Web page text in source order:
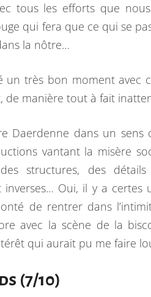
E
tous les efforts que
qui fera que ce qui se
la nôtre…
un très bon moment
de manière tout à fait
Daerdenne dans un
vantant la misère
structures, des
inverses… Oui, il y a certes
de rentrer dans
avec la scène de la
qui aurait pu me faire
(7/10)